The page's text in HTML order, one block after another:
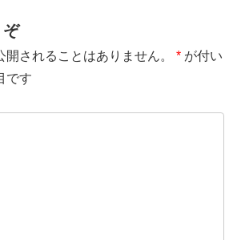
ぞ
開されることはありません。 * が付い
です